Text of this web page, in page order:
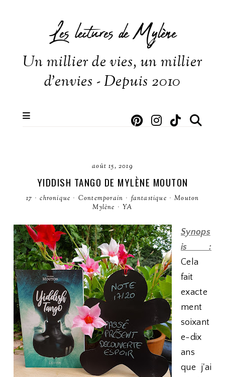
Les lectures de Mylène
Un millier de vies, un millier
d'envies - Depuis 2010
août 15, 2019
YIDDISH TANGO DE MYLÈNE MOUTON
17 · chronique · Contemporain · fantastique · Mouton
Mylène · YA
Synops
is :
Cela
fait
exacte
ment
soixant
e-dix
ans
que j'ai